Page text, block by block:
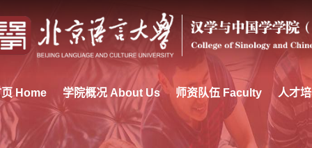
Home 学院概况 About Us 师资队伍 Faculty 人才